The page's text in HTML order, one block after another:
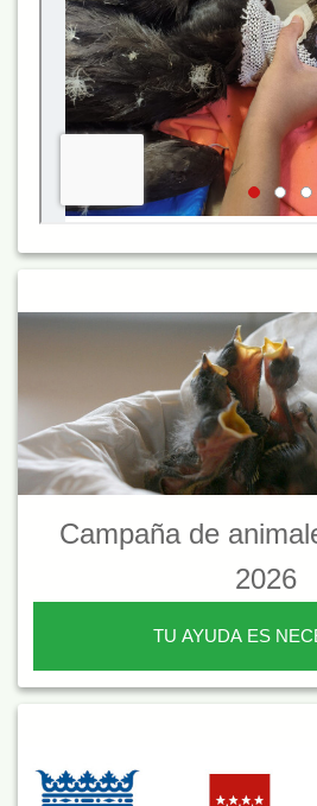
Campaña de
2026
TU AYUDA ES